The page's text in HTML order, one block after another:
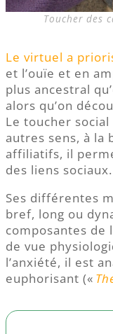
Toucher des
Le virtuel a
et l’ouïe et en
plus ancestral
alors qu’on
Le toucher
autres sens, à la
affiliatifs, il
des liens sociaux.
Ses différentes
bref, long ou
composantes de
de vue
l’anxiété, il est
euphorisant («